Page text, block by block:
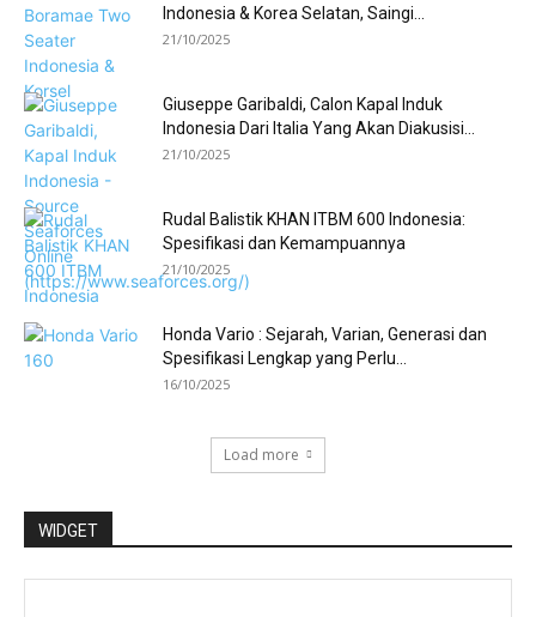
Indonesia & Korea Selatan, Saingi...
21/10/2025
Giuseppe Garibaldi, Calon Kapal Induk
Indonesia Dari Italia Yang Akan Diakusisi...
21/10/2025
Rudal Balistik KHAN ITBM 600 Indonesia:
Spesifikasi dan Kemampuannya
21/10/2025
Honda Vario : Sejarah, Varian, Generasi dan
Spesifikasi Lengkap yang Perlu...
16/10/2025
Load more
WIDGET